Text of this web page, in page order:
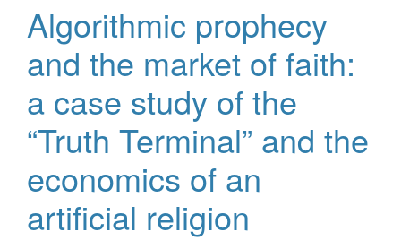
Algorithmic prophecy
and the market of faith:
a case study of the
“Truth Terminal” and the
economics of an
artificial religion